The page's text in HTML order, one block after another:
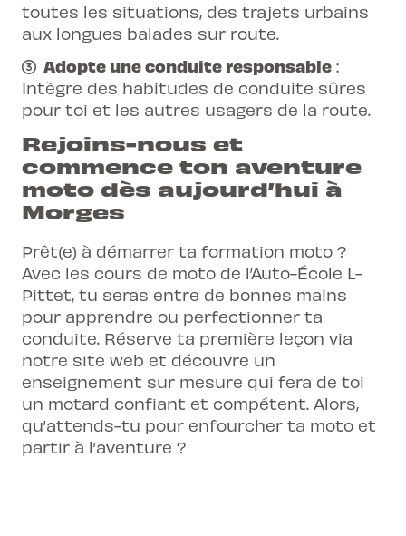
toutes les situations, des trajets urbains
aux longues balades sur route.
Adopte une conduite responsable :
Intègre des habitudes de conduite sûres
pour toi et les autres usagers de la route.
Rejoins-nous et
commence ton aventure
moto dès aujourd’hui à
Morges
Prêt(e) à démarrer ta formation moto ?
Avec les cours de moto de l’Auto-École L-
Pittet, tu seras entre de bonnes mains
pour apprendre ou perfectionner ta
conduite. Réserve ta première leçon via
notre site web et découvre un
enseignement sur mesure qui fera de toi
un motard confiant et compétent. Alors,
qu’attends-tu pour enfourcher ta moto et
partir à l’aventure ?